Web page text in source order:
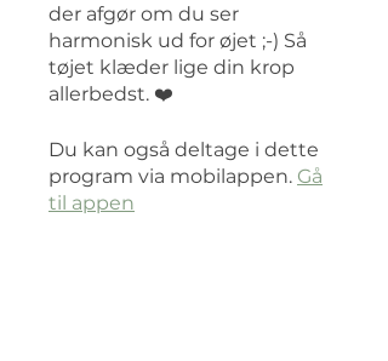
der afgør om du ser
harmonisk ud for øjet ;-) Så
tøjet klæder lige din krop
Du kan også deltage i dette
program via mobilappen. Gå
til appen